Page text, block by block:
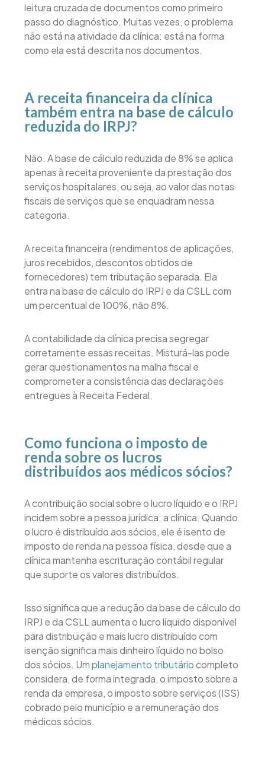
leitura cruzada de documentos como primeiro
passo do diagnóstico. Muitas vezes, o problema
não está na atividade da clínica: está na forma
como ela está descrita nos documentos.
A receita financeira da clínica
também entra na base de cálculo
reduzida do IRPJ?
Não. A base de cálculo reduzida de 8% se aplica
apenas à receita proveniente da prestação dos
serviços hospitalares, ou seja, ao valor das notas
fiscais de serviços que se enquadram nessa
categoria.
A receita financeira (rendimentos de aplicações,
juros recebidos, descontos obtidos de
fornecedores) tem tributação separada. Ela
entra na base de cálculo do IRPJ e da CSLL com
um percentual de 100%, não 8%.
A contabilidade da clínica precisa segregar
corretamente essas receitas. Misturá-las pode
gerar questionamentos na malha fiscal e
comprometer a consistência das declarações
entregues à Receita Federal.
Como funciona o imposto de
renda sobre os lucros
distribuídos aos médicos sócios?
A contribuição social sobre o lucro líquido e o IRPJ
incidem sobre a pessoa jurídica: a clínica. Quando
o lucro é distribuído aos sócios, ele é isento de
imposto de renda na pessoa física, desde que a
clínica mantenha escrituração contábil regular
que suporte os valores distribuídos.
Isso significa que a redução da base de cálculo do
IRPJ e da CSLL aumenta o lucro líquido disponível
para distribuição e mais lucro distribuído com
isenção significa mais dinheiro líquido no bolso
dos sócios. Umplanejamento tributáriocompleto
considera, de forma integrada, o imposto sobre a
renda da empresa, o imposto sobre serviços (ISS)
cobrado pelo município e a remuneração dos
médicos sócios.